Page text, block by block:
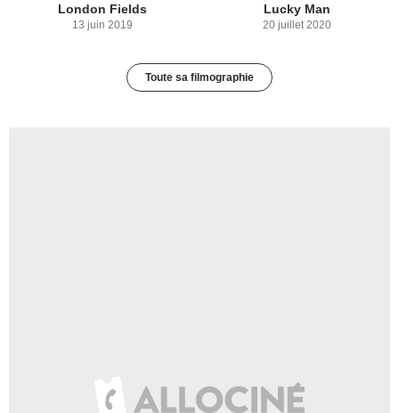
London Fields
13 juin 2019
Lucky Man
20 juillet 2020
Toute sa filmographie